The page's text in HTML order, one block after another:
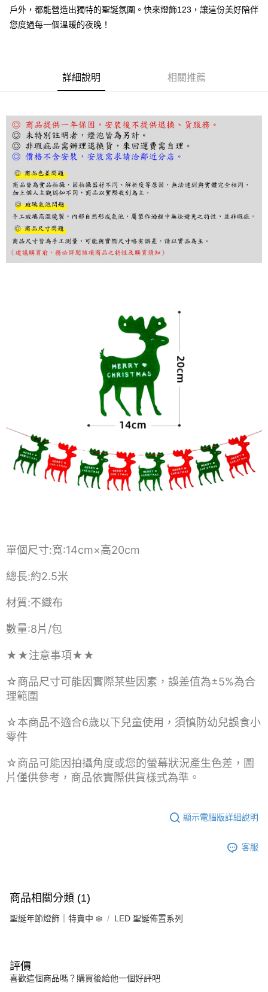
AFTEE先享後付
相關說明
１．簡單：不需註冊會員、不需綁卡、不需儲值。
２．便利：只要手機號碼，簡訊認證，即可結帳。
３．安心：先確認商品／服務後，再付款。
【「AFTEE先享後付」結帳流程】
１．於結帳方式選擇「AFTEE先享後付」後，將跳轉至「AFTEE先享後付」
結帳頁面，進行簡訊認證並確認金額後，即可完成結帳。
２．訂單成立數日內，您將收到繳費通知簡訊。
３．收到繳費通知簡訊後14天內，點擊此簡訊中的連結，可透過四大超商／
ATM／網路銀行／等多元方式進行付款，方視為交易完成。
※ 請注意：結帳手續完成當下不需立刻繳費，但若您需要取消訂單，請聯絡
購買商品的店家。未經商家同意取消之訂單仍視為有效，需透過AFTEE先享
後付繳納相關費用。
※ 交易是否成功請以「AFTEE先享後付 」之結帳頁面顯示為準，若有關於
是否繳費成功／繳費後需取消欲退款等相關疑問，請聯繫「AFTEE先享後付
客戶支援中心」https://netprotections.freshdesk.com/support/home
【注意事項】
１．透過由恩沛科技股份有限公司提供之「AFTEE先享後付」服務完成之交
３．未成年的使用者請事先徵得法定代理人或監護人之同意方可使用
「AFTEE先享後付」，若未經同意申辦者引起之損失，本公司不負相關責
４．使用「AFTEE先享後付」時，將依據個別帳號之用戶狀況，依本公司即
時審查核予不同之上限額度；若仍有額度不足之情形，本公司將視審查結果
５．嚴禁一人註冊多個帳號或使用他人資訊註冊。若發現惡意使用之情形，
恩沛科技股份有限公司將有權停止該用戶之使用額度並採取法律行動。
戶外，都能營造出獨特的聖誕氛圍。快來燈飾123，讓這份美好陪伴
您度過每一個溫暖的夜晚！
詳細說明 相關推薦
單個尺寸:寬:14cm×高20cm
總長:約2.5米
材質:不織布
數量:8片/包
★★注意事項★★
☆商品尺寸可能因實際某些因素，誤差值為±5%為合
理範圍
☆本商品不適合6歲以下兒童使用，須慎防幼兒誤食小
零件
☆商品可能因拍攝角度或您的螢幕狀況產生色差，圖
片僅供參考，商品依實際供貨樣式為準。
顯示電腦版詳細說明
客服
商品相關分類 (1)
聖誕年節燈飾｜特賣中 ❄️ LED 聖誕佈置系列
評價
喜歡這個商品嗎？購買後給他一個好評吧